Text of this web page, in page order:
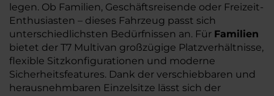
legen. Ob Familien, Geschäftsreisende oder Freizeit-
Enthusiasten – dieses Fahrzeug passt sich
unterschiedlichsten Bedürfnissen an. Für Familien
bietet der T7 Multivan großzügige Platzverhältnisse,
flexible Sitzkonfigurationen und moderne
Sicherheitsfeatures. Dank der verschiebbaren und
herausnehmbaren Einzelsitze lässt sich der